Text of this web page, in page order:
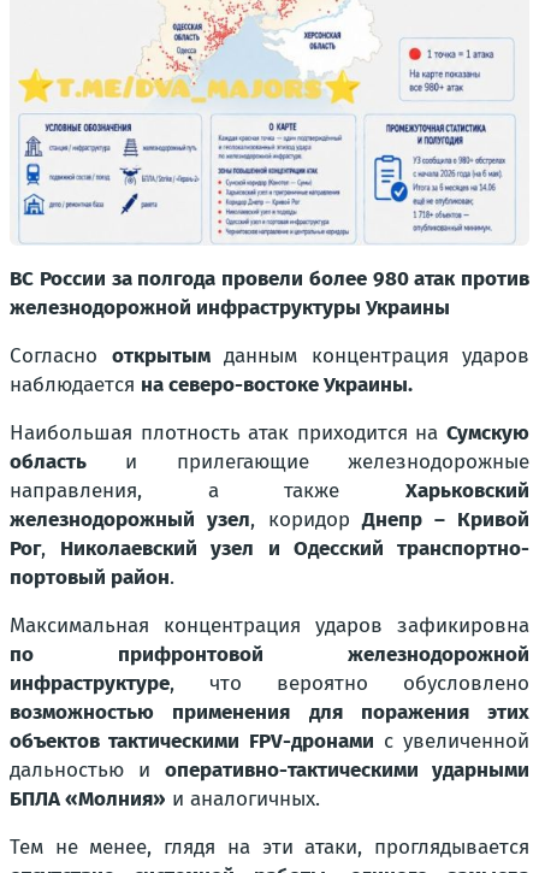
ВС России за полгода провели более 980 атак против
железнодорожной инфраструктуры Украины
Согласно открытымданным концентрация ударов
наблюдается на северо-востоке Украины.
Наибольшая плотность атак приходится на Сумскую
область и прилегающие железнодорожные
направления, а также Харьковский
железнодорожный узел, коридорДнепр – Кривой
Рог, Николаевский узел и Одесский транспортно-
портовый район.
Максимальная концентрация ударов зафикировна
по прифронтовой железнодорожной
инфраструктуре, что вероятно обусловлено
возможностью применения для поражения этих
объектов тактическими FPV-дронами с увеличенной
дальностью и оперативно-тактическими ударными
БПЛА «Молния» и аналогичных.
Тем не менее, глядя на эти атаки, проглядывается